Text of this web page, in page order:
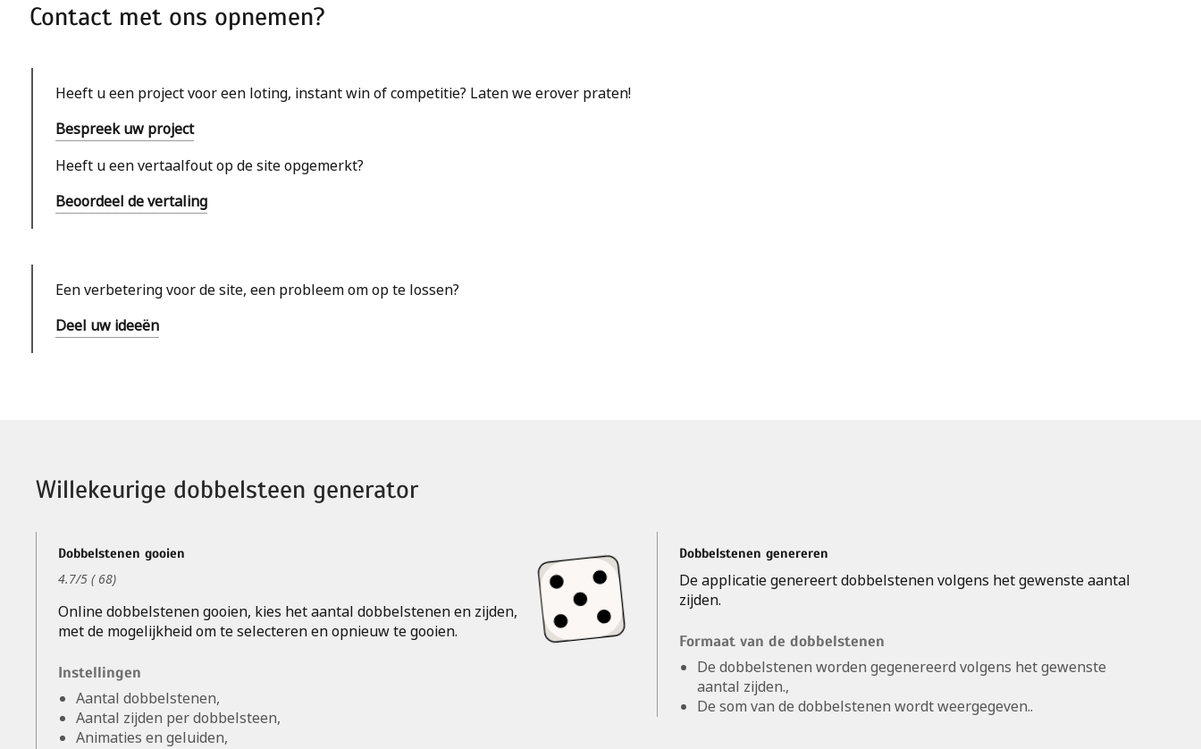
Contact met ons opnemen?
Heeft u een project voor een loting, instant win of competitie? Laten we erover praten!
Bespreek uw project
Heeft u een vertaalfout op de site opgemerkt?
Beoordeel de vertaling
Een verbetering voor de site, een probleem om op te lossen?
Deel uw ideeën
Willekeurige dobbelsteen generator
Dobbelstenen genereren
De applicatie genereert dobbelstenen volgens het gewenste aantal
zijden.
Formaat van de dobbelstenen
De dobbelstenen worden gegenereerd volgens het gewenste
aantal zijden.,
De som van de dobbelstenen wordt weergegeven..
Dobbelstenen gooien
4.7/5 ( 68)
Online dobbelstenen gooien, kies het aantal dobbelstenen en zijden,
met de mogelijkheid om te selecteren en opnieuw te gooien.
Instellingen
Aantal dobbelstenen,
Aantal zijden per dobbelsteen,
Animaties en geluiden,